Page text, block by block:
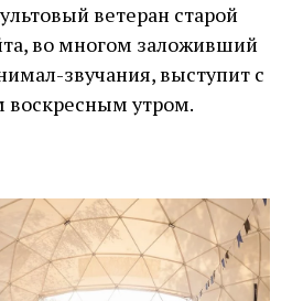
ветеран старой
во многом заложивший
звучания, выступит с
утром.